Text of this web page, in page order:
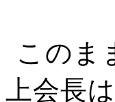
このま
上会長